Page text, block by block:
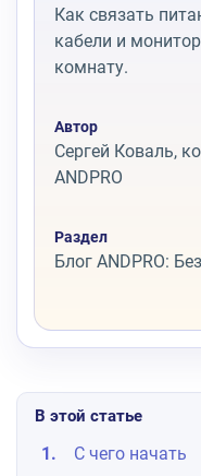
Как связать
кабели и
комнату.
Автор
Сергей Коваль,
ANDPRO
Раздел
Блог ANDPRO:
В этой статье
С чего начать